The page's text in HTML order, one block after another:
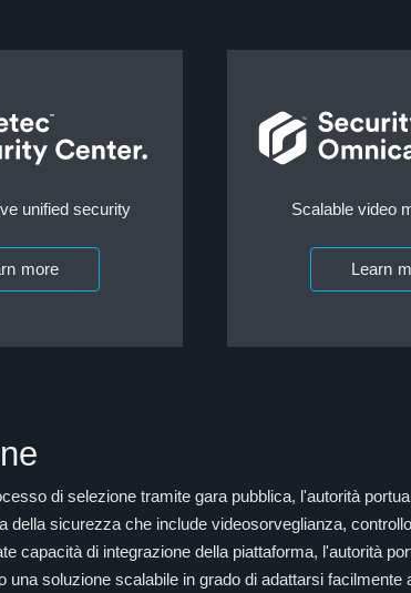
unified security
more
Scalable video
Learn
di selezione tramite gara pubblica, l'autorità
della sicurezza che include videosorveglianza,
capacità di integrazione della piattaforma, l'autorità
una soluzione scalabile in grado di adattarsi facilmente